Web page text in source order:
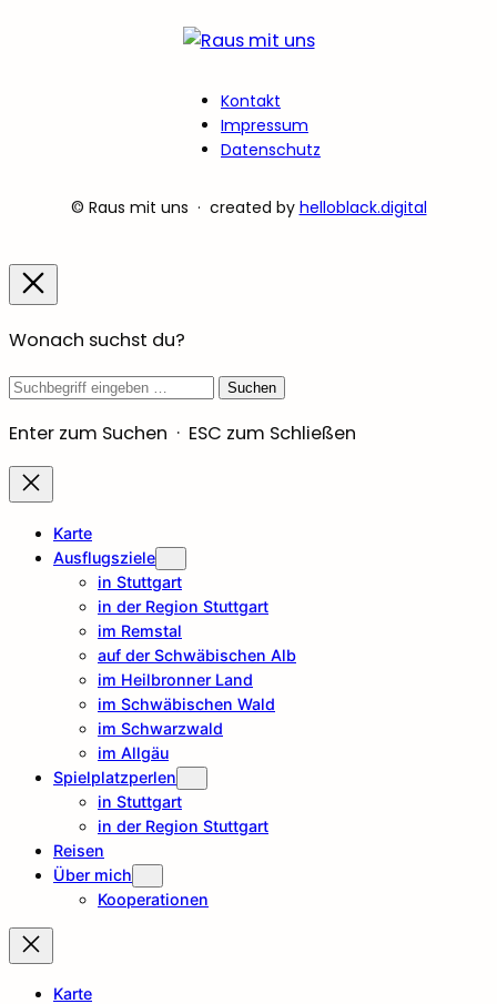
Kontakt
Impressum
Datenschutz
© Raus mit uns · created by helloblack.digital
Wonach suchst du?
Suchbegriff
Suchen
Enter zum Suchen · ESC zum Schließen
Karte
Ausflugsziele
in Stuttgart
in der Region Stuttgart
im Remstal
auf der Schwäbischen Alb
im Heilbronner Land
im Schwäbischen Wald
im Schwarzwald
im Allgäu
Spielplatzperlen
in Stuttgart
in der Region Stuttgart
Reisen
Über mich
Kooperationen
Karte